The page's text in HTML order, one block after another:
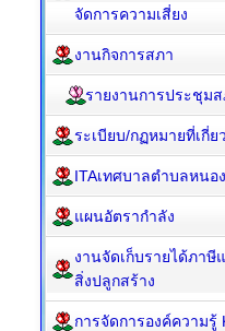
จัดการความเสี่ยง
งานกิจการสภา
รายงานการประชุมส
ระเบียบ/กฏหมายที่เกี่ย
ITAเทศบาลตำบลหนอ
แผนอัตรากำลัง
งานจัดเก็บรายได้ภาษี
สิ่งปลูกสร้าง
การจัดการองค์ความรู้